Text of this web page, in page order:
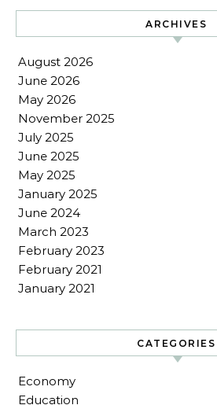
ARCHIVES
August 2026
June 2026
May 2026
November 2025
July 2025
June 2025
May 2025
January 2025
June 2024
March 2023
February 2023
February 2021
January 2021
CATEGORIES
Economy
Education